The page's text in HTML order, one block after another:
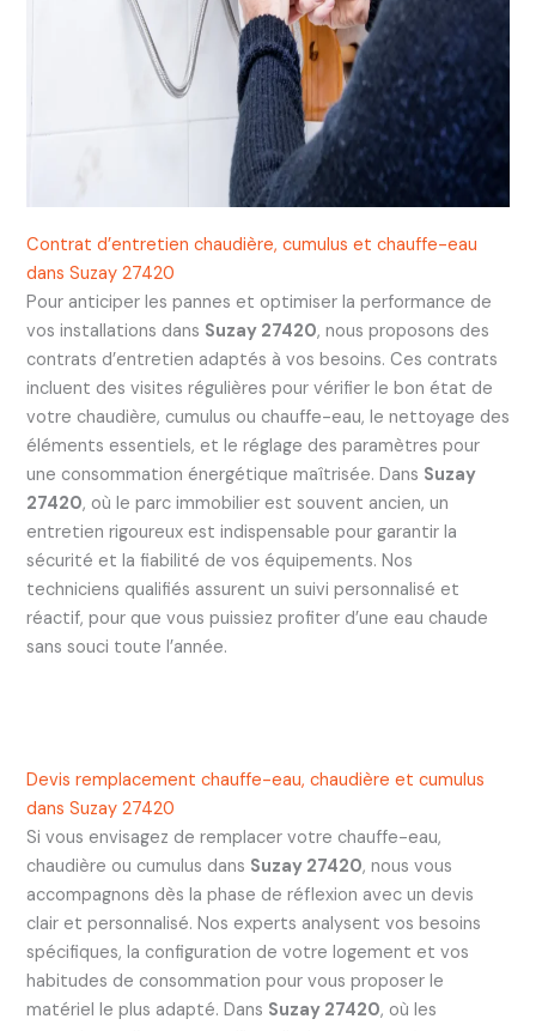
Contrat d’entretien chaudière, cumulus et chauffe-eau
dans Suzay 27420
Pour anticiper les pannes et optimiser la performance de
vos installations dans Suzay 27420, nous proposons des
contrats d’entretien adaptés à vos besoins. Ces contrats
incluent des visites régulières pour vérifier le bon état de
votre chaudière, cumulus ou chauffe-eau, le nettoyage des
éléments essentiels, et le réglage des paramètres pour
une consommation énergétique maîtrisée. Dans Suzay
27420, où le parc immobilier est souvent ancien, un
entretien rigoureux est indispensable pour garantir la
sécurité et la fiabilité de vos équipements. Nos
techniciens qualifiés assurent un suivi personnalisé et
réactif, pour que vous puissiez profiter d’une eau chaude
sans souci toute l’année.
Devis remplacement chauffe-eau, chaudière et cumulus
dans Suzay 27420
Si vous envisagez de remplacer votre chauffe-eau,
chaudière ou cumulus dans Suzay 27420, nous vous
accompagnons dès la phase de réflexion avec un devis
clair et personnalisé. Nos experts analysent vos besoins
spécifiques, la configuration de votre logement et vos
habitudes de consommation pour vous proposer le
matériel le plus adapté. Dans Suzay 27420, où les